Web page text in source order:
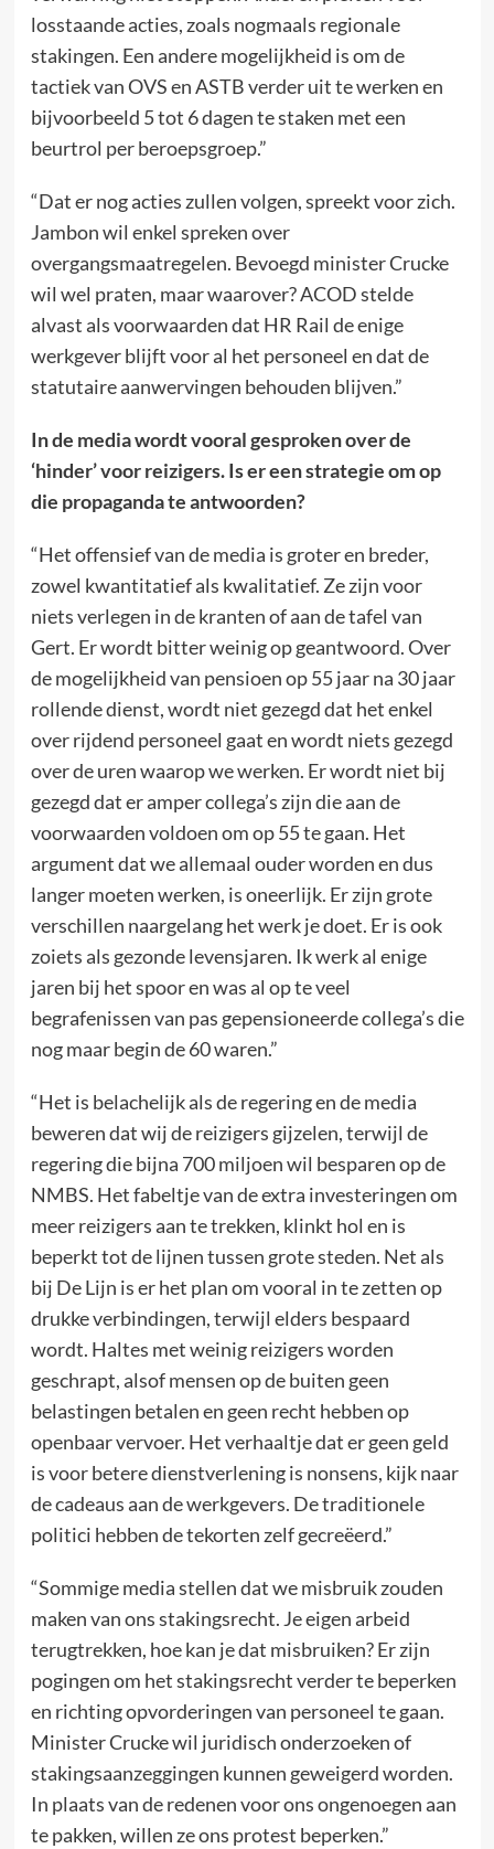
losstaande acties, zoals nogmaals regionale
stakingen. Een andere mogelijkheid is om de
tactiek van OVS en ASTB verder uit te werken en
bijvoorbeeld 5 tot 6 dagen te staken met een
beurtrol per beroepsgroep.”
“Dat er nog acties zullen volgen, spreekt voor zich.
Jambon wil enkel spreken over
overgangsmaatregelen. Bevoegd minister Crucke
wil wel praten, maar waarover? ACOD stelde
alvast als voorwaarden dat HR Rail de enige
werkgever blijft voor al het personeel en dat de
statutaire aanwervingen behouden blijven.”
In de media wordt vooral gesproken over de
‘hinder’ voor reizigers. Is er een strategie om op
die propaganda te antwoorden?
“Het offensief van de media is groter en breder,
zowel kwantitatief als kwalitatief. Ze zijn voor
niets verlegen in de kranten of aan de tafel van
Gert. Er wordt bitter weinig op geantwoord. Over
de mogelijkheid van pensioen op 55 jaar na 30 jaar
rollende dienst, wordt niet gezegd dat het enkel
over rijdend personeel gaat en wordt niets gezegd
over de uren waarop we werken. Er wordt niet bij
gezegd dat er amper collega’s zijn die aan de
voorwaarden voldoen om op 55 te gaan. Het
argument dat we allemaal ouder worden en dus
langer moeten werken, is oneerlijk. Er zijn grote
verschillen naargelang het werk je doet. Er is ook
zoiets als gezonde levensjaren. Ik werk al enige
jaren bij het spoor en was al op te veel
begrafenissen van pas gepensioneerde collega’s die
nog maar begin de 60 waren.”
“Het is belachelijk als de regering en de media
beweren dat wij de reizigers gijzelen, terwijl de
regering die bijna 700 miljoen wil besparen op de
NMBS. Het fabeltje van de extra investeringen om
meer reizigers aan te trekken, klinkt hol en is
beperkt tot de lijnen tussen grote steden. Net als
bij De Lijn is er het plan om vooral in te zetten op
drukke verbindingen, terwijl elders bespaard
wordt. Haltes met weinig reizigers worden
geschrapt, alsof mensen op de buiten geen
belastingen betalen en geen recht hebben op
openbaar vervoer. Het verhaaltje dat er geen geld
is voor betere dienstverlening is nonsens, kijk naar
de cadeaus aan de werkgevers. De traditionele
politici hebben de tekorten zelf gecreëerd.”
“Sommige media stellen dat we misbruik zouden
maken van ons stakingsrecht. Je eigen arbeid
terugtrekken, hoe kan je dat misbruiken? Er zijn
pogingen om het stakingsrecht verder te beperken
en richting opvorderingen van personeel te gaan.
Minister Crucke wil juridisch onderzoeken of
stakingsaanzeggingen kunnen geweigerd worden.
In plaats van de redenen voor ons ongenoegen aan
te pakken, willen ze ons protest beperken.”